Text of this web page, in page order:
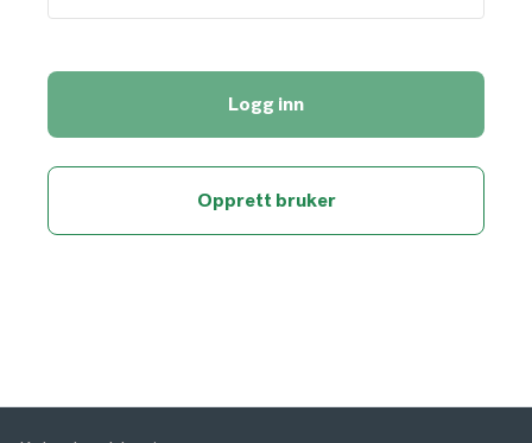
Logg inn
Opprett bruker